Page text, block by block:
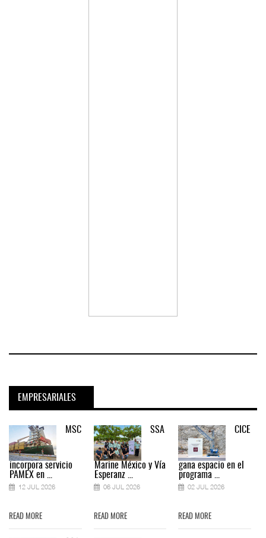
EMPRESARIALES
MSC
incorpora servicio
PAMEX en ...
12 JUL 2026
READ MORE
SSA
Marine México y Vía
Esperanz ...
06 JUL 2026
READ MORE
CICE
gana espacio en el
programa ...
02 JUL 2026
READ MORE